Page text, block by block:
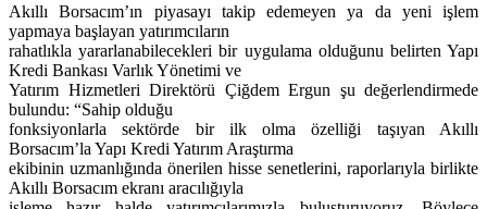
Akıllı Borsacım’ın piyasayı takip edemeyen ya da yeni işlem
yapmaya başlayan yatırımcıların
rahatlıkla yararlanabilecekleri bir uygulama olduğunu belirten Yapı
Kredi Bankası Varlık Yönetimi ve
Yatırım Hizmetleri Direktörü Çiğdem Ergun şu değerlendirmede
bulundu: “Sahip olduğu
fonksiyonlarla sektörde bir ilk olma özelliği taşıyan Akıllı
Borsacım’la Yapı Kredi Yatırım Araştırma
ekibinin uzmanlığında önerilen hisse senetlerini, raporlarıyla birlikte
Akıllı Borsacım ekranı aracılığıyla